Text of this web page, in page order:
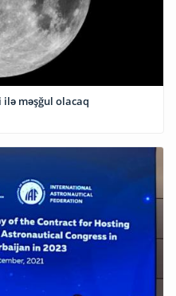
ilə məşğul olacaq